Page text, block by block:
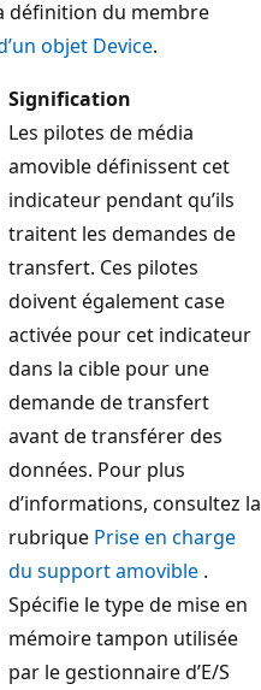
définition du membre
objet Device.
Signification
Les pilotes de média
amovible définissent cet
indicateur pendant qu’ils
traitent les demandes de
transfert. Ces pilotes
doivent également case
activée pour cet indicateur
dans la cible pour une
demande de transfert
avant de transférer des
données. Pour plus
d’informations, consultez la
rubrique Prise en charge
du support amovible .
Spécifie le type de mise en
mémoire tampon utilisée
par le gestionnaire d’E/S